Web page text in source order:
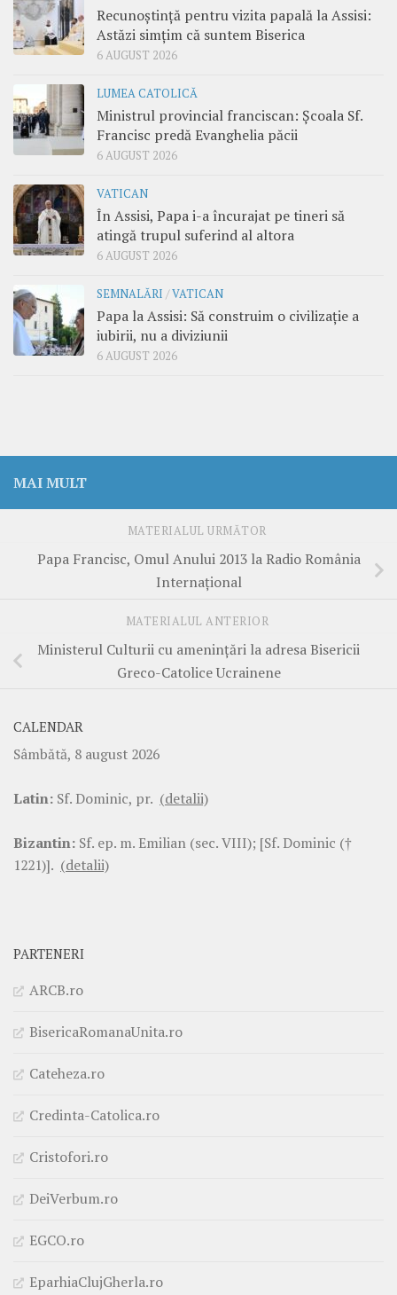
Recunoștință pentru vizita papală la Assisi:
Astăzi simțim că suntem Biserica
6 AUGUST 2026
LUMEA CATOLICĂ
Ministrul provincial franciscan: Școala Sf.
Francisc predă Evanghelia păcii
6 AUGUST 2026
VATICAN
În Assisi, Papa i-a încurajat pe tineri să
atingă trupul suferind al altora
6 AUGUST 2026
SEMNALĂRI /VATICAN
Papa la Assisi: Să construim o civilizație a
iubirii, nu a diviziunii
6 AUGUST 2026
MAI MULT
MATERIALUL URMĂTOR
Papa Francisc, Omul Anului 2013 la Radio România
Internaţional
MATERIALUL ANTERIOR
Ministerul Culturii cu ameninţări la adresa Bisericii
Greco-Catolice Ucrainene
CALENDAR
Sâmbătă, 8 august 2026
Latin: Sf. Dominic, pr. (detalii)
Bizantin: Sf. ep. m. Emilian (sec. VIII); [Sf. Dominic (†
1221)]. (detalii)
PARTENERI
ARCB.ro
BisericaRomanaUnita.ro
Cateheza.ro
Credinta-Catolica.ro
Cristofori.ro
DeiVerbum.ro
EGCO.ro
EparhiaClujGherla.ro